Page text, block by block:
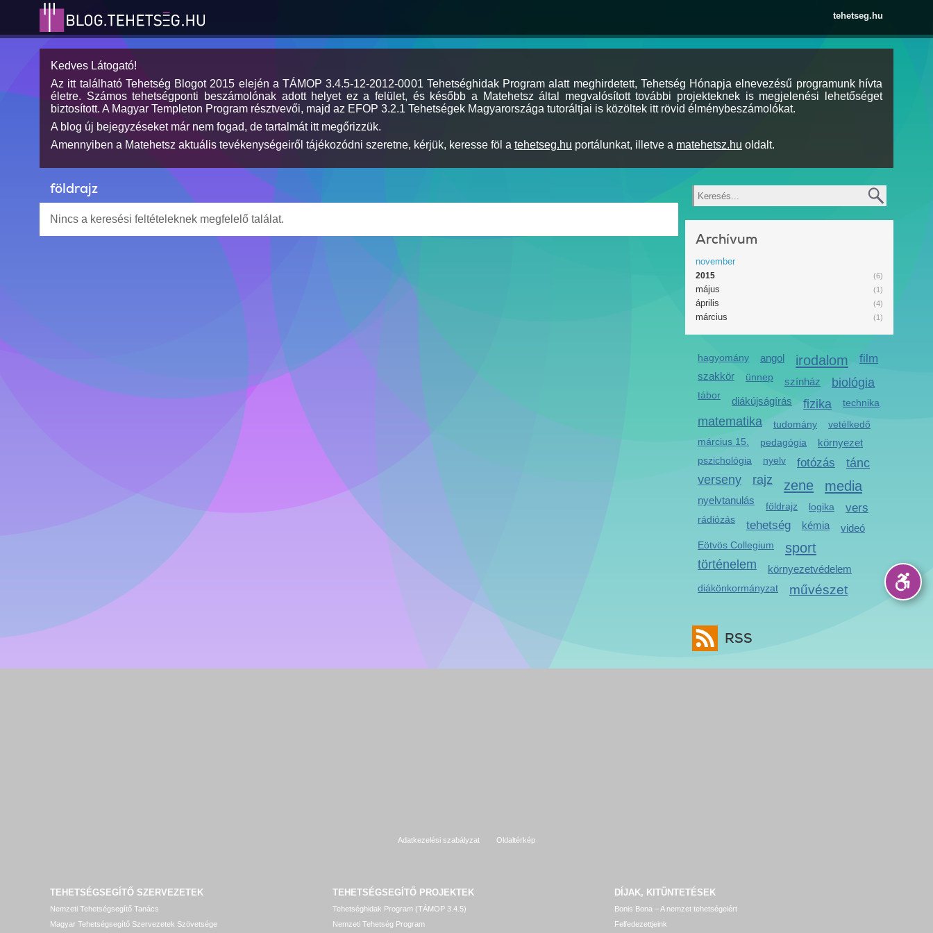
tehetseg.hu
Kedves Látogató!
Az itt található Tehetség Blogot 2015 elején a TÁMOP 3.4.5-12-2012-0001 Tehetséghidak Program alatt meghirdetett, Tehetség Hónapja elnevezésű programunk hívta
életre. Számos tehetségponti beszámolónak adott helyet ez a felület, és később a Matehetsz által megvalósított további projekteknek is megjelenési lehetőséget
biztosított. A Magyar Templeton Program résztvevői, majd az EFOP 3.2.1 Tehetségek Magyarországa tutoráltjai is közöltek itt rövid élménybeszámolókat.
A blog új bejegyzéseket már nem fogad, de tartalmát itt megőrizzük.
Amennyiben a Matehetsz aktuális tevékenységeiről tájékozódni szeretne, kérjük, keresse föl a tehetseg.hu portálunkat, illetve a matehetsz.hu oldalt.
földrajz
Nincs a keresési feltételeknek megfelelő találat.
Keresés
Archívum
november
(6)
2015
(1)
május
(4)
április
(1)
március
hagyomány angol irodalom
szakkör ünnep színház biológia
tábor diákújságírás
fizika
matematika
tudomány
film
vetélkedő
március 15.
technika
pedagógia környezet
pszichológia nyelv fotózás
tánc
verseny
rajz zene media
nyelvtanulás földrajz logika vers
rádiózás tehetség kémia videó
Eötvös Collegium sport
történelem környezetvédelem
diákönkormányzat művészet
RSS
Adatkezelési szabályzat Oldaltérkép
TEHETSÉGSEGÍTŐ SZERVEZETEK
Nemzeti Tehetségsegítő Tanács
Magyar Tehetségsegítő Szervezetek Szövetsége
TEHETSÉGSEGÍTŐ PROJEKTEK
Tehetséghidak Program (TÁMOP 3.4.5)
Nemzeti Tehetség Program
DÍJAK, KITÜNTETÉSEK
Bonis Bona – A nemzet tehetségeiért
Felfedezettjeink